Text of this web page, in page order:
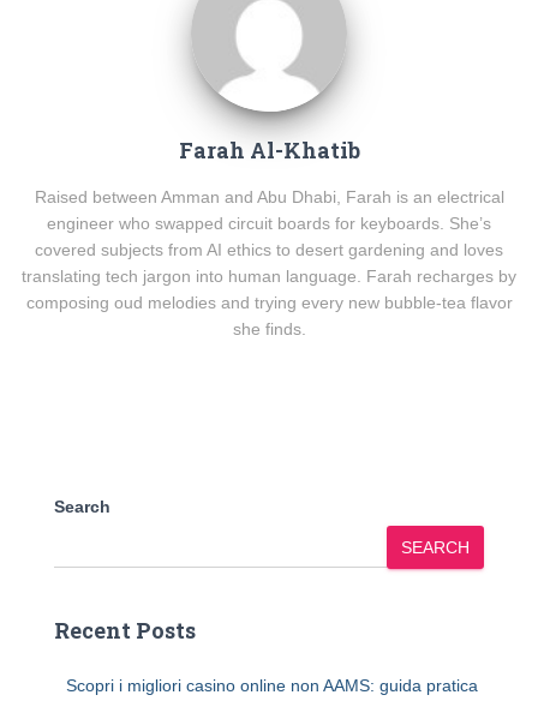
Farah Al-Khatib
Raised between Amman and Abu Dhabi, Farah is an electrical
engineer who swapped circuit boards for keyboards. She’s
covered subjects from AI ethics to desert gardening and loves
translating tech jargon into human language. Farah recharges by
composing oud melodies and trying every new bubble-tea flavor
she finds.
Search
SEARCH
Recent Posts
Scopri i migliori casino online non AAMS: guida pratica